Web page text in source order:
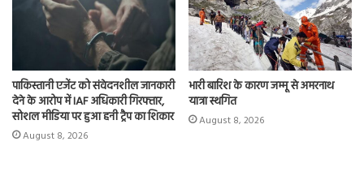
पाकिस्तानी एजेंट को संवेदनशील जानकारी
देने के आरोप में IAF अधिकारी गिरफ्तार,
सोशल मीडिया पर हुआ हनी ट्रैप का शिकार
August 8, 2026
भारी बारिश के कारण जम्मू से अमरनाथ
यात्रा स्थगित
August 8, 2026